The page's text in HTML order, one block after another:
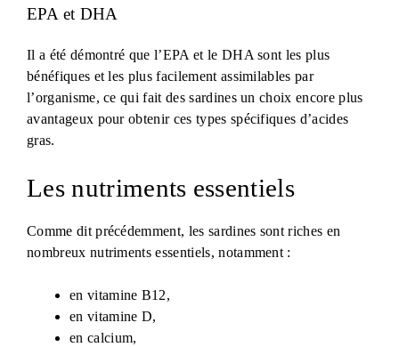
EPA et DHA
Il a été démontré que l’EPA et le DHA sont les plus
bénéfiques et les plus facilement assimilables par
l’organisme, ce qui fait des sardines un choix encore plus
avantageux pour obtenir ces types spécifiques d’acides
gras.
Les nutriments essentiels
Comme dit précédemment, les sardines sont riches en
nombreux nutriments essentiels, notamment :
en vitamine B12,
en vitamine D,
en calcium,